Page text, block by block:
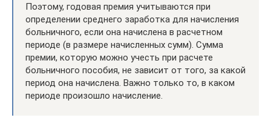
Поэтому, годовая премия учитываются при
определении среднего заработка для начисления
больничного, если она начислена в расчетном
периоде (в размере начисленных сумм). Сумма
премии, которую можно учесть при расчете
больничного пособия, не зависит от того, за какой
период она начислена. Важно только то, в каком
периоде произошло начисление.